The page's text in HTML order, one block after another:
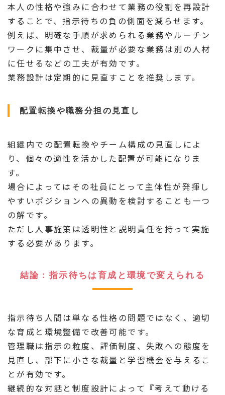
本人の性格や強みに合わせて業務の役割を再設計
することで、指示待ちの負の側面を減らせます。
例えば、明確な手順が求められる業務やルーチン
ワークに集中させ、裁量が必要な業務は別の人材
に任せるなどの工夫が有効です。
業務設計は定期的に見直すことを推奨します。
配置転換や職務分担の見直し
組織内での配置転換やチーム構成の見直しによ
り、個々の適性を活かした配置が可能になりま
す。
場合によってはその社員にとって主体性が発揮し
やすいポジションへの異動を検討することも一つ
の解です。
ただし人事施策は透明性と説明責任を持って実施
する必要があります。
結論：指示待ちは育成と環境で変えられる
指示待ち人間は単なる性格の問題ではなく、適切
な育成と環境整備で改善可能です。
管理職は指示の粒度、評価制度、失敗への態度を
見直し、部下に小さな裁量と学習機会を与えるこ
とが有効です。
継続的な対話と制度設計によって『考えて動ける